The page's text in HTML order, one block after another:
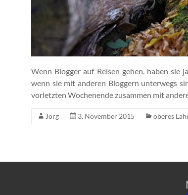
Wenn Blogger auf Reisen gehen, haben sie
wenn sie mit anderen Bloggern unterwegs
vorletzten Wochenende zusammen mit
Jörg 3. November 2015 oberes